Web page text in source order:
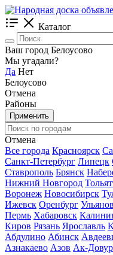
Каталог
Ваш город Белоусово
Мы угадали?
Да Нет
Белоусово
Отмена
Районы
Применить
Отмена
Все города Красноярск
Санкт-Петербург Липецк
Ставрополь Брянск
Нижний Новгород
Воронеж Новосибирск
Ижевск Оренбург
Пермь Хабаровск
Киров Рязань Ярославль
Абдулино Абинск
Азнакаево Азов Ак-